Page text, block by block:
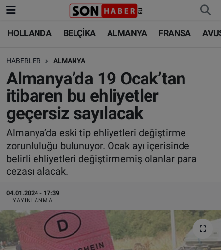
HOLLANDA BELÇİKA ALMANYA FRANSA
HABERLER ALMANYA
Almanya’da 19 Ocak’tan
itibaren bu ehliyetler
geçersiz sayılacak
Almanya’da eski tip ehliyetleri değiştirme
zorunluluğu bulunuyor. Ocak ayı içerisinde
belirli ehliyetleri değiştirmemiş olanlar para
cezası alacak.
04.01.2024 - 17:39
YAYINLANMA
HOLLANDA
BELÇİKA
ALMANYA
FRANSA
AVUSTURYA
SAĞLIK - YAŞAM
BİLİM-TEKNOLOJİ
HOLLANDA
BELÇİKA
ALMANYA
TÜRKİYE
DÜNYA
BİLİM-TEKNOLOJİ
SAĞLIK
FOTO GALERİ
VIDEO GALERİ
Nöbetçi Eczaneler
Hava Durumu
Trafik Durumu
Süper Lig Puan Durumu ve Fikstür
Tüm Manşetler
Son Dakika Haberleri
Haber Arşivi